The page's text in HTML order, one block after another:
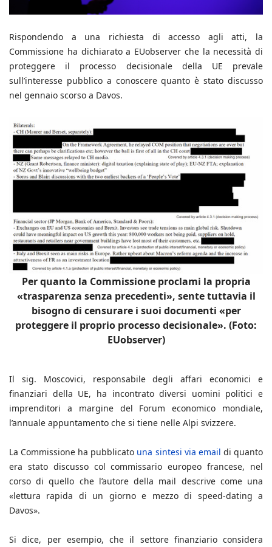
Rispondendo a una richiesta di accesso agli atti, la
Commissione ha dichiarato a EUobserver che la necessità di
proteggere il processo decisionale della UE prevale
sull’interesse pubblico a conoscere quanto è stato discusso
nel gennaio scorso a Davos.
Per quanto la Commissione proclami la propria
«trasparenza senza precedenti», sente tuttavia il
bisogno di censurare i suoi documenti «per
proteggere il proprio processo decisionale». (Foto:
EUobserver)
Il sig. Moscovici, responsabile degli affari economici e
finanziari della UE, ha incontrato diversi uomini politici e
imprenditori a margine del Forum economico mondiale,
l’annuale appuntamento che si tiene nelle Alpi svizzere.
La Commissione ha pubblicato una sintesi via email di quanto
era stato discusso col commissario europeo francese, nel
corso di quello che l’autore della mail descrive come una
«lettura rapida di un giorno e mezzo di speed-dating a
Davos».
Si dice, per esempio, che il settore finanziario considera